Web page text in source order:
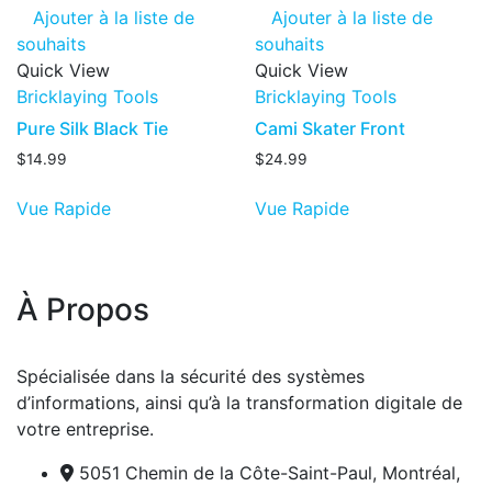
Ajouter à la liste de
souhaits
Quick View
Bricklaying Tools
Pure Silk Black Tie
$14.99
Vue Rapide
Ajouter à la liste de
souhaits
Quick View
Bricklaying Tools
Cami Skater Front
$24.99
Vue Rapide
À Propos
Spécialisée dans la sécurité des systèmes
d’informations, ainsi qu’à la transformation digitale de
votre entreprise.
5051 Chemin de la Côte-Saint-Paul, Montréal,